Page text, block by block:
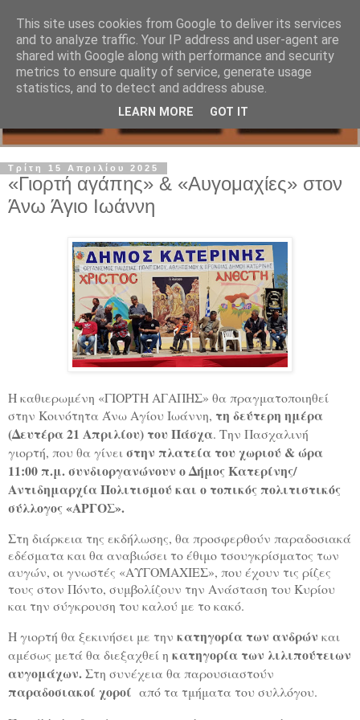
Τρίτη 15 Απριλίου 2025
«Γιορτή αγάπης» & «Αυγομαχίες» στον
Άνω Άγιο Ιωάννη
Η καθιερωμένη «ΓΙΟΡΤΗ ΑΓΑΠΗΣ» θα πραγματοποιηθεί
στην Κοινότητα Άνω Αγίου Ιωάννη, τη δεύτερη ημέρα
(Δευτέρα 21 Απριλίου) του Πάσχα. Την Πασχαλινή
γιορτή, που θα γίνειστην πλατεία του χωριού & ώρα
11:00 π.μ. συνδιοργανώνουν ο Δήμος Κατερίνης/
Αντιδημαρχία Πολιτισμού και ο τοπικός πολιτιστικός
σύλλογος «ΑΡΓΟΣ».
Στη διάρκεια της εκδήλωσης, θα προσφερθούν παραδοσιακά
εδέσματα και θα αναβιώσει το έθιμο τσουγκρίσματος των
αυγών, οι γνωστές «ΑΥΓΟΜΑΧΙΕΣ», που έχουν τις ρίζες
τους στον Πόντο, συμβολίζουν την Ανάσταση του Κυρίου
και την σύγκρουση του καλού με το κακό.
Η γιορτή θα ξεκινήσει με την κατηγορία των ανδρών και
αμέσως μετά θα διεξαχθεί η κατηγορία των λιλιπούτειων
αυγομάχων.Στη συνέχεια θα παρουσιαστούν
παραδοσιακοί χοροί από τα τμήματα του συλλόγου.
This site uses cookies from Google to deliver its services
and to analyze traffic. Your IP address and user-agent are
shared with Google along with performance and security
metrics to ensure quality of service, generate usage
statistics, and to detect and address abuse.
LEARN MORE GOT IT